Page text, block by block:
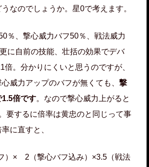
なのでしょうか。星0で考えます。
％、撃心威力バフ50％、戦法威力
に自前の技能、壮括の効果でデバ
倍。分かりにくいと思うのですが、
威力アップのバフが無くても、 撃
倍です。なので撃心威力上がると
要するに倍率は黄忠のと同じって事
に直すと、
）× 2（撃心バフ込み）×3.5（戦法